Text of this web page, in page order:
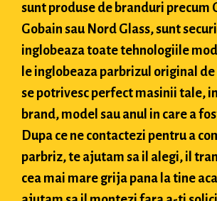
sunt produse de branduri precum
Gobain sau Nord Glass, sunt
inglobeaza toate tehnologiile
le inglobeaza parbrizul original de
se potrivesc perfect masinii tale,
brand, model sau anul in care a
Dupa ce ne contactezi pentru a
parbriz, te ajutam sa il alegi, il
cea mai mare grija pana la tine